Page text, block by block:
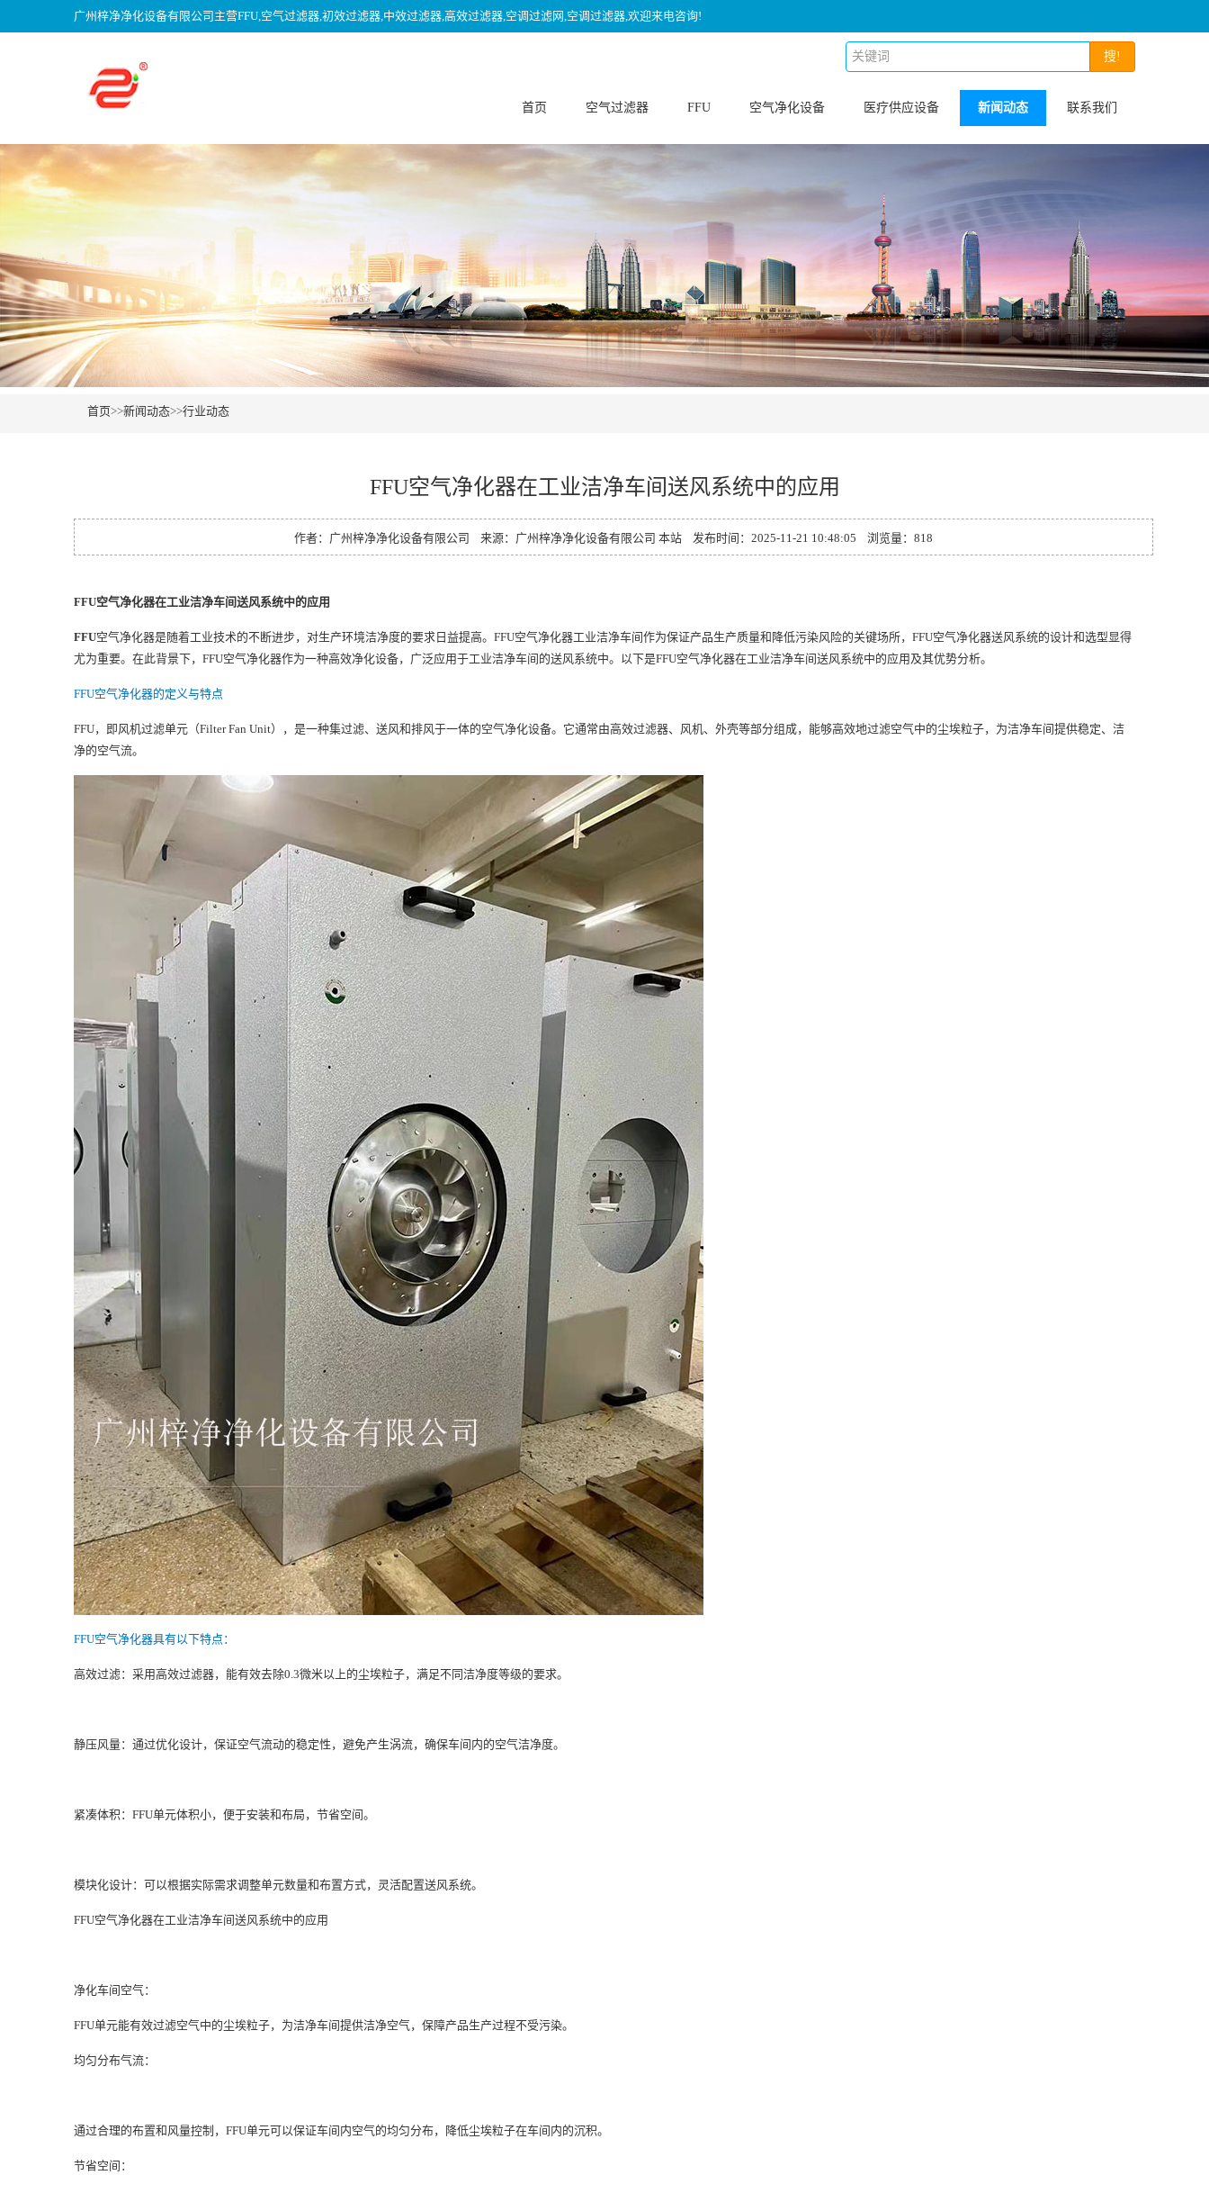
广州梓净净化设备有限公司主营FFU,空气过滤器,初效过滤器,中效过滤器,高效过滤器,空调过滤网,空调过滤器,欢迎来电咨询!
搜!
首页 空气过滤器 FFU 空气净化设备 医疗供应设备 新闻动态 联系我们
首页>>新闻动态>>行业动态
FFU空气净化器在工业洁净车间送风系统中的应用
作者：广州梓净净化设备有限公司 来源：广州梓净净化设备有限公司 本站 发布时间：2025-11-21 10:48:05 浏览量：818
FFU空气净化器在工业洁净车间送风系统中的应用
FFU空气净化器是随着工业技术的不断进步，对生产环境洁净度的要求日益提高。FFU空气净化器工业洁净车间作为保证产品生产质量和降低污染风险的关键场所，FFU空气净化器送风系统的设计和选型显得
尤为重要。在此背景下，FFU空气净化器作为一种高效净化设备，广泛应用于工业洁净车间的送风系统中。以下是FFU空气净化器在工业洁净车间送风系统中的应用及其优势分析。
FFU空气净化器的定义与特点
FFU，即风机过滤单元（Filter Fan Unit），是一种集过滤、送风和排风于一体的空气净化设备。它通常由高效过滤器、风机、外壳等部分组成，能够高效地过滤空气中的尘埃粒子，为洁净车间提供稳定、洁
净的空气流。
FFU空气净化器具有以下特点：
高效过滤：采用高效过滤器，能有效去除0.3微米以上的尘埃粒子，满足不同洁净度等级的要求。
静压风量：通过优化设计，保证空气流动的稳定性，避免产生涡流，确保车间内的空气洁净度。
紧凑体积：FFU单元体积小，便于安装和布局，节省空间。
模块化设计：可以根据实际需求调整单元数量和布置方式，灵活配置送风系统。
FFU空气净化器在工业洁净车间送风系统中的应用
净化车间空气：
FFU单元能有效过滤空气中的尘埃粒子，为洁净车间提供洁净空气，保障产品生产过程不受污染。
均匀分布气流：
通过合理的布置和风量控制，FFU单元可以保证车间内空气的均匀分布，降低尘埃粒子在车间内的沉积。
节省空间：